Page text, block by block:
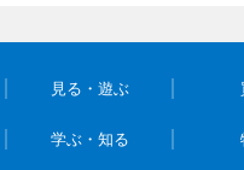
見る・遊ぶ
学ぶ・知る